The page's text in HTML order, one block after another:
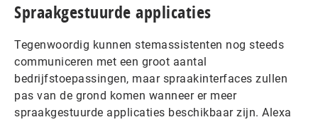
Spraakgestuurde applicaties
Tegenwoordig kunnen stemassistenten nog steeds
communiceren met een groot aantal
bedrijfstoepassingen, maar spraakinterfaces zullen
pas van de grond komen wanneer er meer
spraakgestuurde applicaties beschikbaar zijn. Alexa